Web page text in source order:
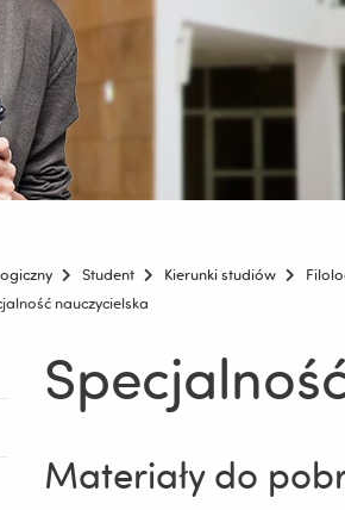
Student Kierunki studiów
nauczycielska
Materiały do